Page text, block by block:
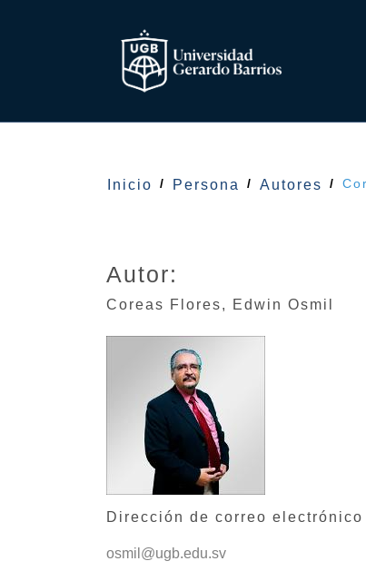
Inicio Persona Autores
Autor:
Coreas Flores, Edwin Osmil
Dirección de correo electrónico
osmil@ugb.edu.sv